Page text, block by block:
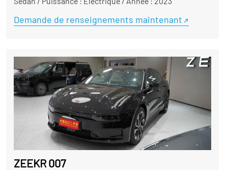
Demande de renseignements maintenant
ZEEKR 007